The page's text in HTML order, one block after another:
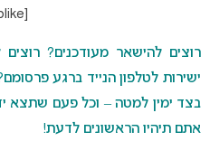
רוצים להישאר מעודכנים? רוצים
ישירות לטלפון הנייד ברגע
בצד ימין למטה – וכל פעם שתצא
אתם תיהיו הראשונים לדעת!